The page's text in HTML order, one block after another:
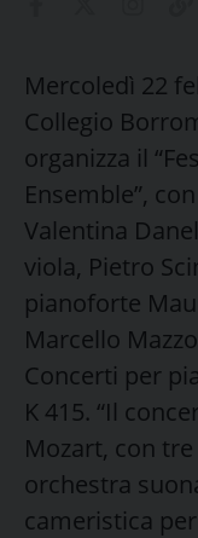
Mercoledì 22
Collegio
organizza il
Ensemble”,
Valentina
viola, Pietro
pianoforte
Marcello
Concerti per
K 415. “Il
Mozart, con
orchestra
cameristica